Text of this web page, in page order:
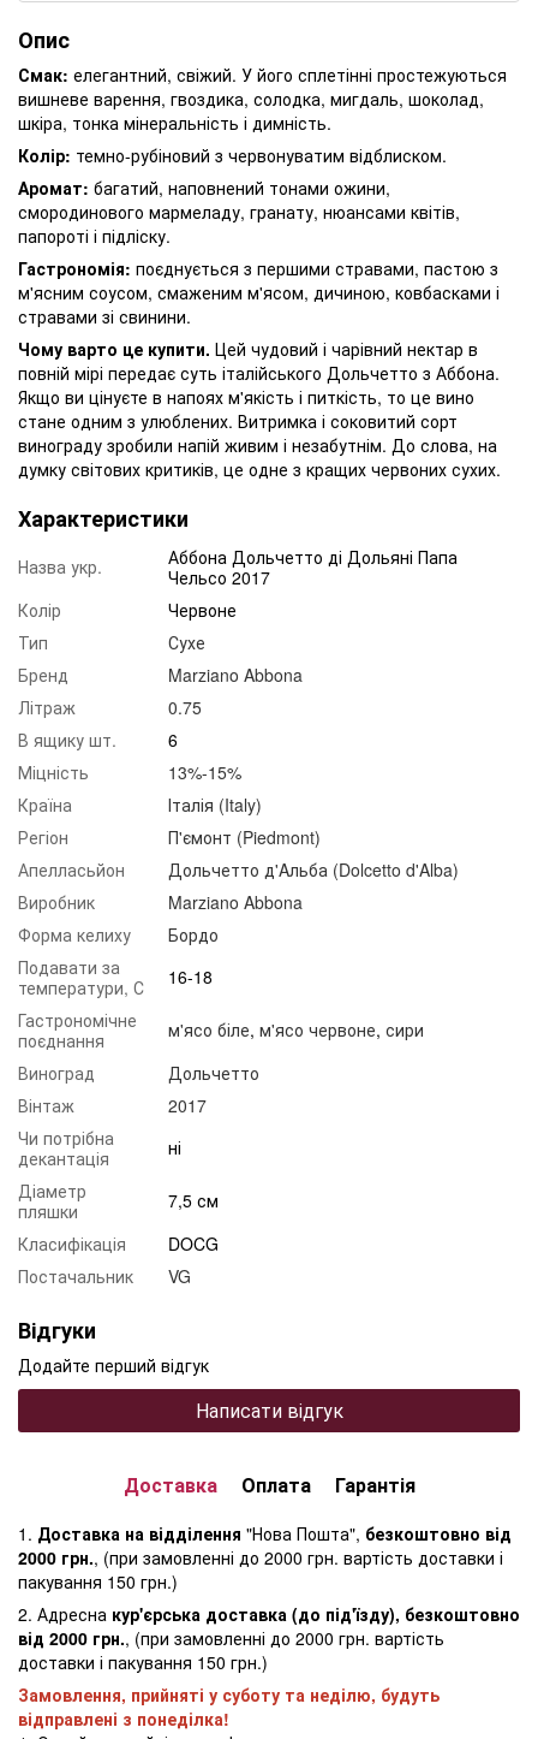
Опис
Смак: елегантний, свіжий. У його сплетінні простежуються
вишневе варення, гвоздика, солодка, мигдаль, шоколад,
шкіра, тонка мінеральність і димність.
Колір: темно-рубіновий з червонуватим відблиском.
Аромат: багатий, наповнений тонами ожини,
смородинового мармеладу, гранату, нюансами квітів,
папороті і підліску.
Гастрономія: поєднується з першими стравами, пастою з
м'ясним соусом, смаженим м'ясом, дичиною, ковбасками і
стравами зі свинини.
Чому варто це купити. Цей чудовий і чарівний нектар в
повній мірі передає суть італійського Дольчетто з Аббона.
Якщо ви цінуєте в напоях м'якість і питкість, то це вино
стане одним з улюблених. Витримка і соковитий сорт
винограду зробили напій живим і незабутнім. До слова, на
думку світових критиків, це одне з кращих червоних сухих.
Характеристики
Назва укр.
Аббона Дольчетто ді Дольяні Папа
Чельсо 2017
Колір
Червоне
Тип
Сухе
Бренд
Marziano Abbona
Літраж
0.75
В ящику шт.
6
Міцність
13%-15%
Країна
Італія (Italy)
Регіон
П'ємонт (Piedmont)
Апелласьйон
Дольчетто д'Aльба (Dolcetto d'Alba)
Виробник
Marziano Abbona
Форма келиху
Бордо
Подавати за
температури, С
16-18
Гастрономічне
поєднання
м'ясо біле, м'ясо червоне, сири
Виноград
Дольчетто
Вінтаж
2017
Чи потрібна
декантація
ні
Діаметр
пляшки
7,5 см
Класифікація
DOCG
Постачальник
VG
Відгуки
Додайте перший відгук
Написати відгук
Доставка Оплата Гарантія
1. Доставка на відділення "Нова Пошта", безкоштовно від
2000 грн., (при замовленні до 2000 грн. вартість доставки і
пакування 150 грн.)
2. Адресна кур'єрська доставка (до під'їзду), безкоштовно
від 2000 грн., (при замовленні до 2000 грн. вартість
доставки і пакування 150 грн.)
Замовлення, прийняті у суботу та неділю, будуть
відправлені з понеділка!